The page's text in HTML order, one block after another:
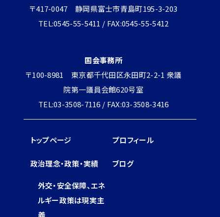
〒417-0047 静岡県富士市青島町195-3-203
TEL:0545-55-5411 / FAX:0545-55-5412
国会事務所
〒100-8981 東京都千代田区永田町2-2-1 衆議
院第一議員会館620号室
TEL:03-3508-7116 / FAX:03-3508-3416
トップページ プロフィール
政治理念・政策・実績
外交・安全保障、エネ
ルギー政策は現実主
義
ブログ